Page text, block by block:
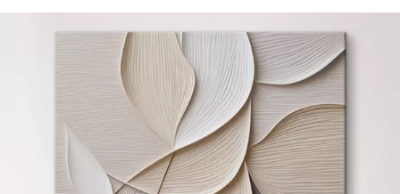
Környezetbarát anyag